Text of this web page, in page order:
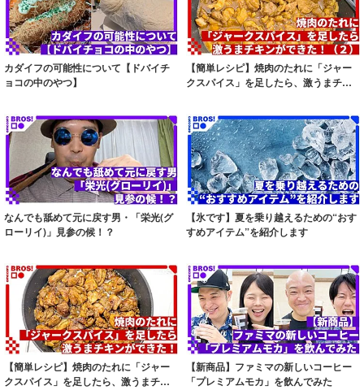
カダイフの可能性について【ドバイチ
ョコの中のやつ】
【簡単レシピ】焼肉のたれに「ジャー
クスパイス」を足したら、激うまチキ
なんでも舐めて元に戻す男・「栄光(グ
ローリイ)」見参の候！？
【氷です】夏を乗り越えるための“おす
すめアイテム”を紹介します
【簡単レシピ】焼肉のたれに「ジャー
クスパイス」を足したら、激うまチキ
【新商品】ファミマの新しいコーヒー
「プレミアムモカ」を飲んでみた